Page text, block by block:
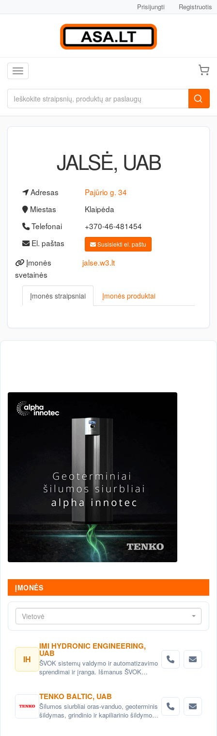
Prisijungti Registruotis
Toggle navigation
JALSĖ, UAB
Adresas
Pajūrio g. 34
Miestas
Klaipėda
Telefonai
+370-46-481454
El. paštas
Susisiekti el. paštu
Įmonės
svetainės
jalse.w3.lt
Įmonės straipsniai Įmonės produktai
ĮMONĖS
Vietovė
IH
IMI HYDRONIC ENGINEERING,
UAB
ŠVOK sistemų valdymo ir automatizavimo
sprendimai ir įranga. Išmanus ŠVOK
automatizavimas.
TENKO BALTIC, UAB
Šilumos siurbliai oras-vanduo, geoterminis
šildymas, grindinio ir kapiliarinio šildymo